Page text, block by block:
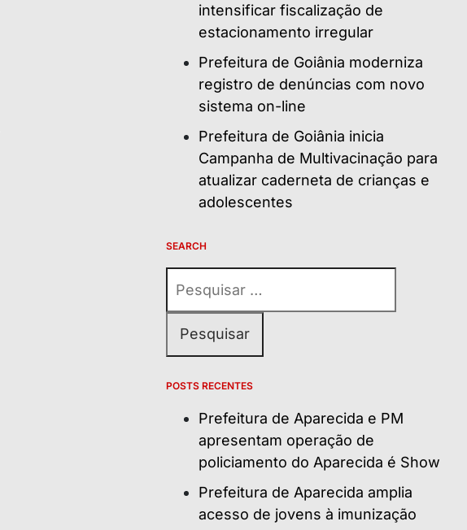
intensificar fiscalização de
estacionamento irregular
Prefeitura de Goiânia moderniza
registro de denúncias com novo
sistema on-line
Prefeitura de Goiânia inicia
Campanha de Multivacinação para
atualizar caderneta de crianças e
adolescentes
SEARCH
por:
POSTS RECENTES
Prefeitura de Aparecida e PM
apresentam operação de
policiamento do Aparecida é Show
Prefeitura de Aparecida amplia
acesso de jovens à imunização